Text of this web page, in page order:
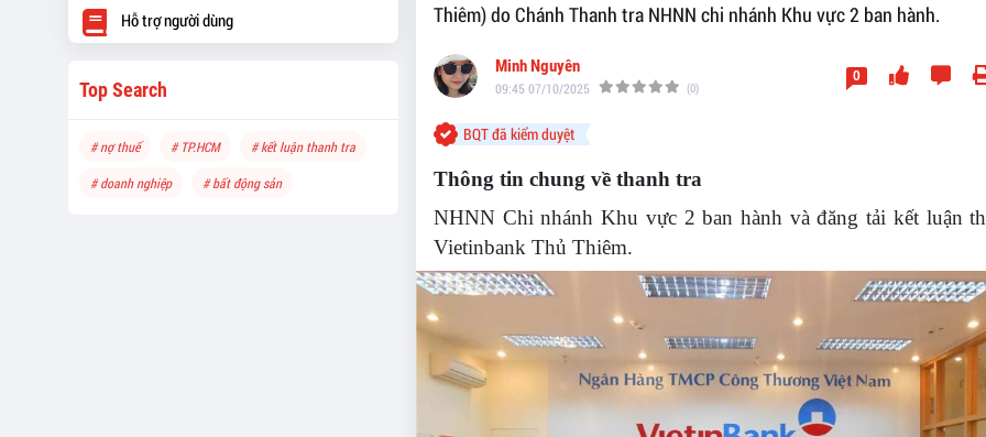
Thiêm) do Chánh Thanh tra NHNN chi nhánh Khu vực 2 ban hành.
Minh Nguyên
09:45 07/10/2025 (0)
0
BQT đã kiểm duyệt
Thông tin chung về thanh tra
NHNN Chi nhánh Khu vực 2 ban hành và đăng tải kết luận
Vietinbank Thủ Thiêm.
Hỗ trợ người dùng
Top Search
# nợ thuế # TP.HCM # kết luận thanh tra
# doanh nghiệp # bất động sản